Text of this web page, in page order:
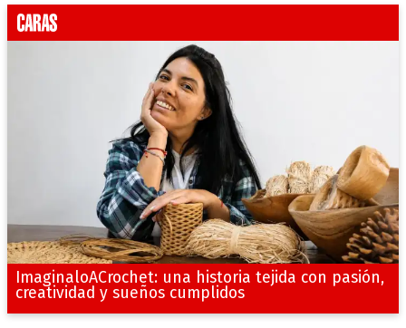
ImaginaloACrochet: una historia tejida con pasión,
creatividad y sueños cumplidos